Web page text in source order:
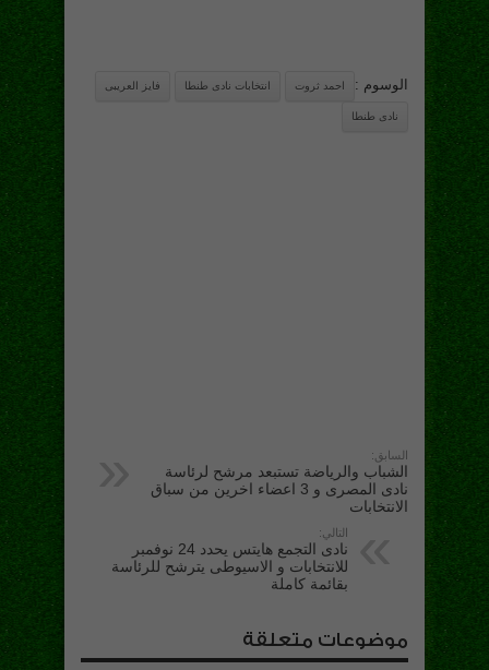
الوسوم : احمد ثروت انتخابات نادى طنطا فايز العريبى
نادى طنطا
السابق:
الشباب والرياضة تستبعد مرشح لرئاسة
نادى المصرى و 3 اعضاء اخرين من سباق
الانتخابات
التالي:
نادى التجمع هايتس يحدد 24 نوفمبر
للانتخابات و الاسيوطى يترشح للرئاسة
بقائمة كاملة
موضوعات متعلقة